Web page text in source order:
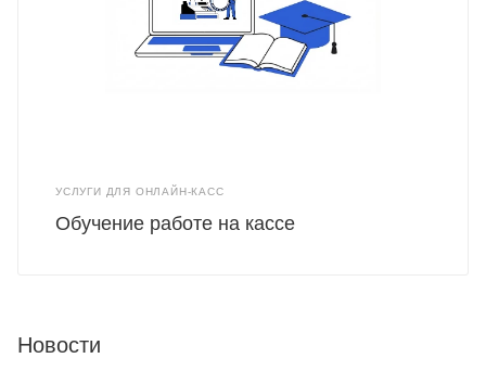
УСЛУГИ ДЛЯ ОНЛАЙН-КАСС
Обучение работе на кассе
Новости